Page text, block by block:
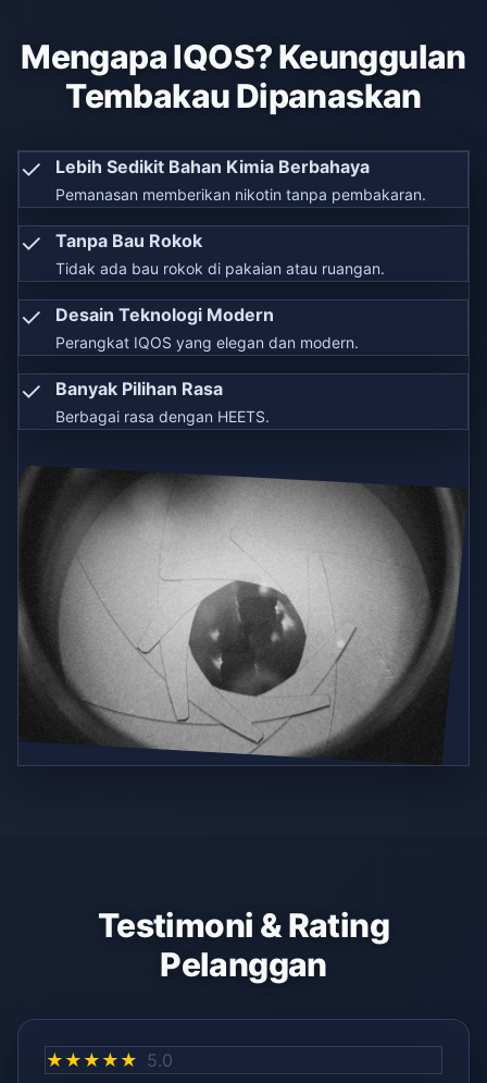
Mengapa IQOS? Keunggulan
Tembakau Dipanaskan
✓ Lebih Sedikit Bahan Kimia Berbahaya
Pemanasan memberikan nikotin tanpa pembakaran.
✓ Tanpa Bau Rokok
Tidak ada bau rokok di pakaian atau ruangan.
✓ Desain Teknologi Modern
Perangkat IQOS yang elegan dan modern.
✓ Banyak Pilihan Rasa
Berbagai rasa dengan HEETS.
Testimoni & Rating
Pelanggan
★★★★★ 5.0